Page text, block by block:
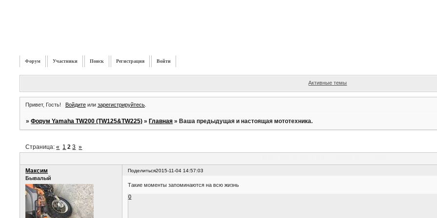
Форум Участники Поиск Регистрация Войти
Активные темы
Привет, Гость! Войдитеили зарегистрируйтесь.
»Форум Yamaha TW200 (TW125&TW225) »Главная »Ваша предыдущая и настоящая мототехника.
Страница:« 1 2 3 »
Поделиться2015-11-04 14:57:03
Максим
Бывалый
Такие моменты запоминаются на всю жизнь
0